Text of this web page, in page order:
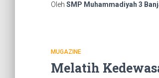
Oleh SMP Muhammadiyah 3
MUGAZINE
Melatih